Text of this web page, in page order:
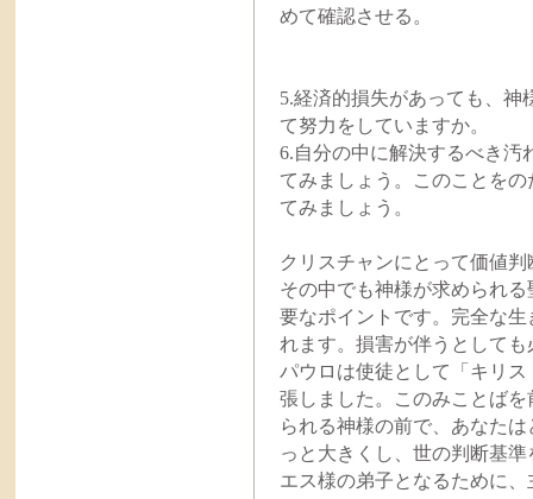
めて確認させる。
5.経済的損失があっても、神
て努力をしていますか。
6.自分の中に解決するべき汚
てみましょう。このことを
てみましょう。
クリスチャンにとって価値
その中でも神様が求められ
要なポイントです。完全な
れます。損害が伴うとして
パウロは使徒として「キリ
張しました。このみことば
られる神様の前で、あなた
っと大きくし、世の判断基
エス様の弟子となるために